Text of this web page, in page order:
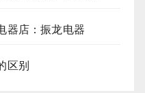
器店：振龙电器
区别